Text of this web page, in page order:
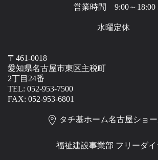
営業時間 9:00～18:00
水曜定休
〒461-0018
愛知県名古屋市東区主税町
2丁目24番
TEL: 052-953-7500
FAX: 052-953-6801
タチ基ホーム名古屋ショ
福祉建設事業部 フリーダ